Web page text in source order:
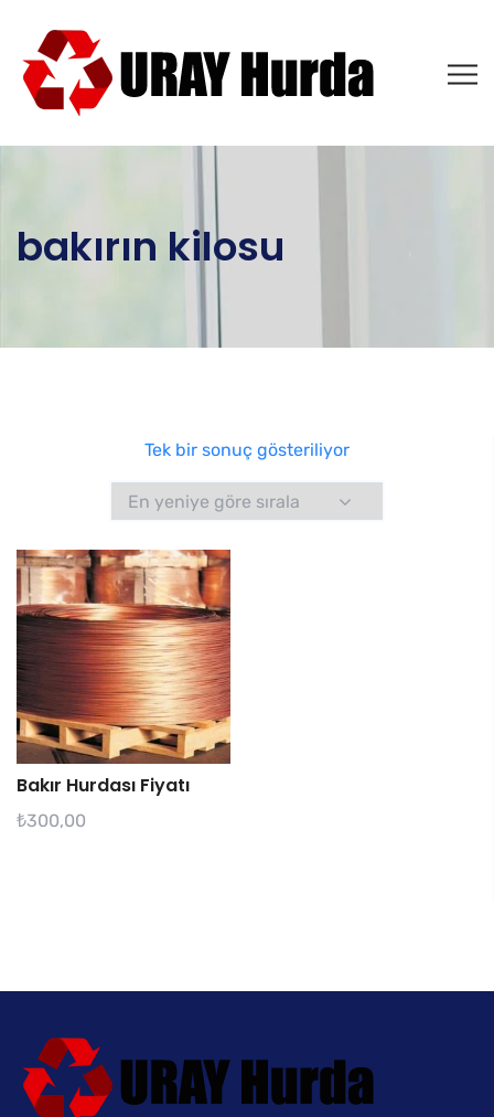
bakırın kilosu
Tek bir sonuç gösteriliyor
Bakır Hurdası Fiyatı
₺300,00